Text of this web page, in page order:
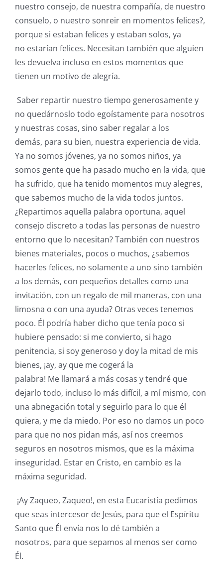
nuestro consejo, de nuestra compañía, de nuestro
consuelo, o nuestro sonreir en momentos felices?,
porque si estaban felices y estaban solos, ya
no estarían felices. Necesitan también que alguien
les devuelva incluso en estos momentos que
tienen un motivo de alegría.
Saber repartir nuestro tiempo generosamente y
no quedárnoslo todo egoístamente para nosotros
y nuestras cosas, sino saber regalar a los
demás, para su bien, nuestra experiencia de vida.
Ya no somos jóvenes, ya no somos niños, ya
somos gente que ha pasado mucho en la vida, que
ha sufrido, que ha tenido momentos muy alegres,
que sabemos mucho de la vida todos juntos.
¿Repartimos aquella palabra oportuna, aquel
consejo discreto a todas las personas de nuestro
entorno que lo necesitan? También con nuestros
bienes materiales, pocos o muchos, ¿sabemos
hacerles felices, no solamente a uno sino también
a los demás, con pequeños detalles como una
invitación, con un regalo de mil maneras, con una
limosna o con una ayuda? Otras veces tenemos
poco. Él podría haber dicho que tenía poco si
hubiere pensado: si me convierto, si hago
penitencia, si soy generoso y doy la mitad de mis
bienes, ¡ay, ay que me cogerá la
palabra! Me llamará a más cosas y tendré que
dejarlo todo, incluso lo más difícil, a mí mismo, con
una abnegación total y seguirlo para lo que él
quiera, y me da miedo. Por eso no damos un poco
para que no nos pidan más, así nos creemos
seguros en nosotros mismos, que es la máxima
inseguridad. Estar en Cristo, en cambio es la
máxima seguridad.
¡Ay Zaqueo, Zaqueo!, en esta Eucaristía pedimos
que seas intercesor de Jesús, para que el Espíritu
Santo que Él envía nos lo dé también a
nosotros, para que sepamos al menos ser como
Él.